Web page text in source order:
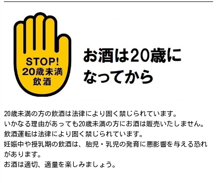
20歳未満の方の飲酒は法律により固く禁じられています。
いかなる理由があっても20歳未満の方にお酒は販売いたしません。
飲酒運転は法律により固く禁じられています。
妊娠中や授乳期の飲酒は、胎児・乳児の発育に悪影響を与える恐れ
があります。
お酒は適切、適量を楽しみましょう。